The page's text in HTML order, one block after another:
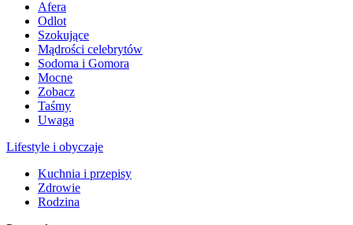
Afera
Odlot
Szokujące
Mądrości celebrytów
Sodoma i Gomora
Mocne
Zobacz
Taśmy
Uwaga
Lifestyle i obyczaje
Kuchnia i przepisy
Zdrowie
Rodzina